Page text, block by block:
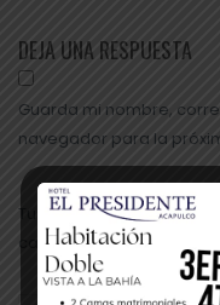
DEJA UNA RESPUESTA
Guarda mi nombre,
navegador para la
Tu dirección de correo
campos obligatorios